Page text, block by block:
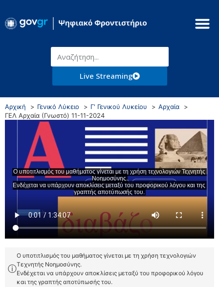
Live Streaming
Αρχική Γενικό Λύκειο Γ' Γενικού Λυκείου
Αρχαία
ΓΕΛ Αρχαία (Γνωστό) 11-11-2024
ⓘ
Ο υποτιτλισμός του μαθήματος γίνεται με τη χρήση τεχνολογιών
Τεχνητής Νοημοσύνης.
Ενδέχεται να υπάρχουν αποκλίσεις μεταξύ του προφορικού λόγου
και της γραπτής αποτύπωσής του.